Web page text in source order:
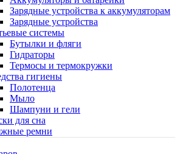
Зарядные устройства к аккумуляторам
Зарядные устройства
системы
Бутылки и фляги
Гидраторы
Термосы и термокружки
гигиены
Полотенца
Мыло
Шампуни и гели
для сна
ремни